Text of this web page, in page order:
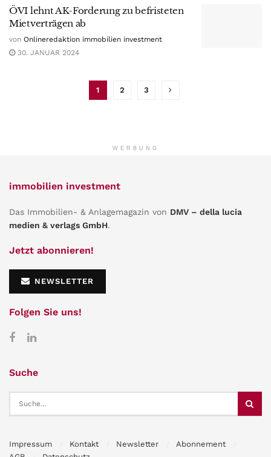
ÖVI lehnt AK-Forderung zu befristeten
Mietverträgen ab
von Onlineredaktion immobilien investment
30. JANUAR 2024
1 2 3
WERBUNG
immobilien investment
Das Immobilien- & Anlagemagazin von DMV – della lucia
medien & verlags GmbH.
Jetzt abonnieren!
NEWSLETTER
Folgen Sie uns!
Suche
Impressum Kontakt Newsletter
Abonnement